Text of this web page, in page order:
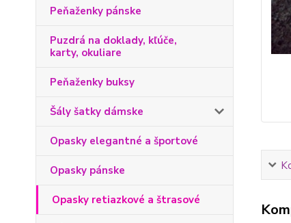
Peňaženky pánske
Puzdrá na doklady, kľúče,
karty, okuliare
Peňaženky buksy
Šály šatky dámske
Opasky elegantné a športové
Opasky pánske
Opasky retiazkové a štrasové